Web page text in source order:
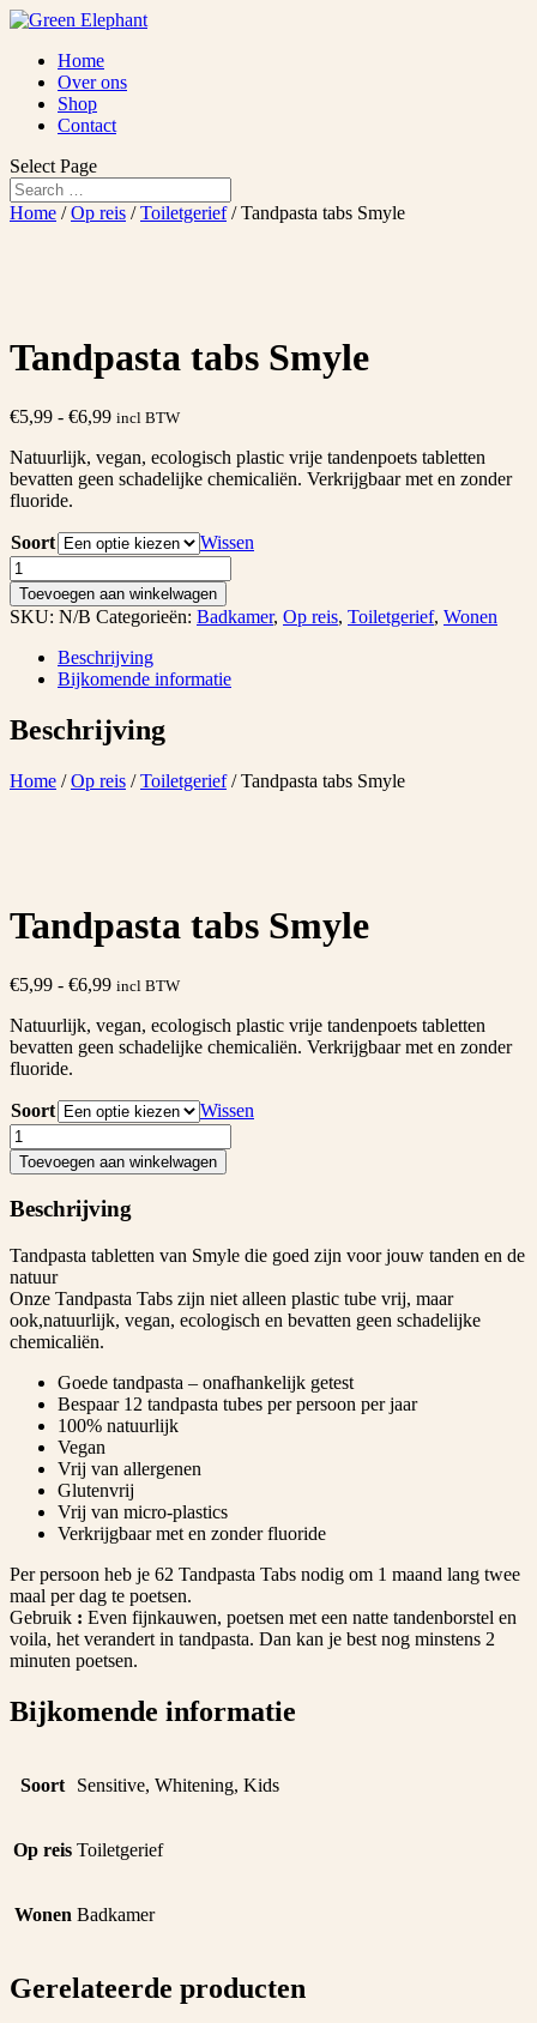
Home
Over ons
Shop
Contact
Select Page
Home /Op reis /Toiletgerief/ Tandpasta tabs Smyle
Tandpasta tabs Smyle
€5,99 - €6,99Prijsklasse:
tot
€6,99
incl BTW
Natuurlijk, vegan, ecologisch plastic vrije tandenpoets tabletten
bevatten geen schadelijke chemicaliën. Verkrijgbaar met en zonder
fluoride.
Soort
Wissen
Tandpasta
tabs
Smyle
aantal
Toevoegen aan winkelwagen
SKU: N/B Categorieën: Badkamer, Op reis, Toiletgerief, Wonen
Beschrijving
Bijkomende informatie
Beschrijving
Home /Op reis /Toiletgerief/ Tandpasta tabs Smyle
Tandpasta tabs Smyle
€5,99 - €6,99Prijsklasse:
tot
€6,99
incl BTW
Natuurlijk, vegan, ecologisch plastic vrije tandenpoets tabletten
bevatten geen schadelijke chemicaliën. Verkrijgbaar met en zonder
fluoride.
Soort
Wissen
Tandpasta
tabs
Smyle
aantal
Toevoegen aan winkelwagen
Beschrijving
Tandpasta tabletten van Smyle die goed zijn voor jouw tanden en de
natuur
Onze Tandpasta Tabs zijn niet alleen plastic tube vrij, maar
ook,natuurlijk, vegan, ecologisch en bevatten geen schadelijke
chemicaliën.
Goede tandpasta – onafhankelijk getest
Bespaar 12 tandpasta tubes per persoon per jaar
100% natuurlijk
Vegan
Vrij van allergenen
Glutenvrij
Vrij van micro-plastics
Verkrijgbaar met en zonder fluoride
Per persoon heb je 62 Tandpasta Tabs nodig om 1 maand lang twee
maal per dag te poetsen.
Gebruik : Even fijnkauwen, poetsen met een natte tandenborstel en
voila, het verandert in tandpasta. Dan kan je best nog minstens 2
minuten poetsen.
Bijkomende informatie
Soort Sensitive, Whitening, Kids
Op reis Toiletgerief
Wonen Badkamer
Gerelateerde producten